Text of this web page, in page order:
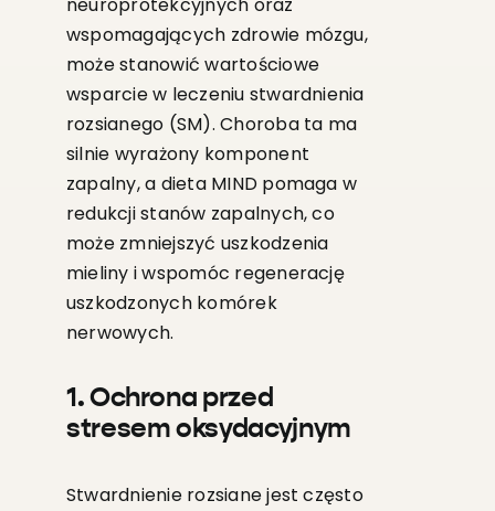
neuroprotekcyjnych oraz
wspomagających zdrowie mózgu,
może stanowić wartościowe
wsparcie w leczeniu stwardnienia
rozsianego (SM). Choroba ta ma
silnie wyrażony komponent
zapalny, a dieta MIND pomaga w
redukcji stanów zapalnych, co
może zmniejszyć uszkodzenia
mieliny i wspomóc regenerację
uszkodzonych komórek
nerwowych.
1. Ochrona przed
stresem oksydacyjnym
Stwardnienie rozsiane jest często